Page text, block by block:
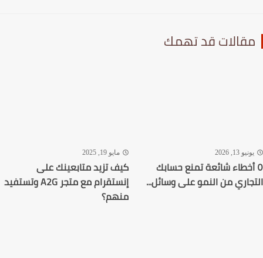
قد تهمك
13, 2026
شائعة تمنع حسابك
من النمو على وسائل...
مايو 19, 2025
كيف تزيد متابعينك على
إنستقرام مع متجر A2G وتستفيد
منهم؟